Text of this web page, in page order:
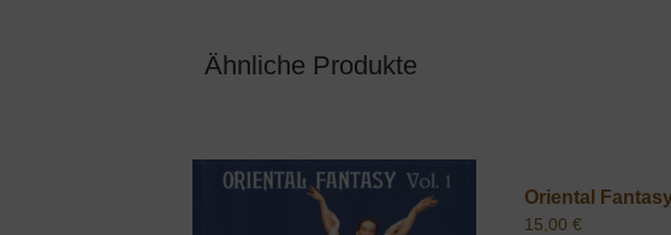
Ähnliche Produkte
Oriental
15,00 €